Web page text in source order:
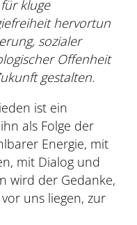
kluge
hervortun
sozialer
Offenheit
gestalten.
ist ein
als Folge der
Energie, mit
mit Dialog und
wird der Gedanke,
uns liegen, zur